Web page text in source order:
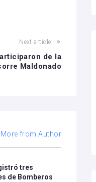
Next article
de la
Maldonado
More from Author
tres
de Bomberos